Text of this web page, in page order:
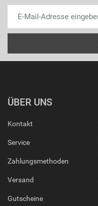
ÜBER UNS
Kontakt
Service
Zahlungsmethoden
Versand
Gutscheine